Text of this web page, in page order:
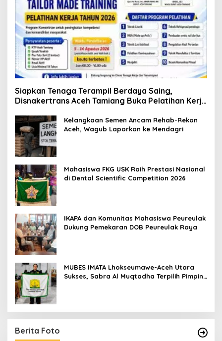
Siapkan Tenaga Terampil Berdaya Saing,
Disnakertrans Aceh Tamiang Buka Pelatihan Kerja
Kelangkaan Semen Ancam Rehab-Rekon
Aceh, Wagub Laporkan ke Mendagri
Mahasiswa FKG USK Raih Prestasi Nasional
di Dental Scientific Competition 2026
IKAPA dan Komunitas Mahasiswa Peureulak
Dukung Pemekaran DOB Peureulak Raya
MUBES IMATA Lhokseumawe-Aceh Utara
Sukses, Sabra Al Muqtadha Terpilih Pimpin
Berita Foto